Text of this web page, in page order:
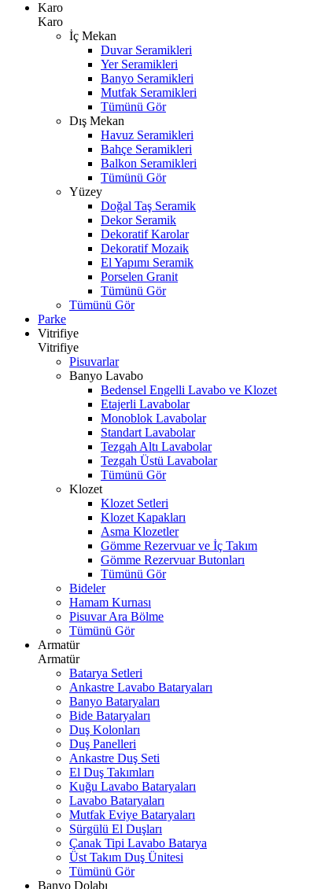
Karo
Karo
İç Mekan
Duvar Seramikleri
Yer Seramikleri
Banyo Seramikleri
Mutfak Seramikleri
Tümünü Gör
Dış Mekan
Havuz Seramikleri
Bahçe Seramikleri
Balkon Seramikleri
Tümünü Gör
Yüzey
Doğal Taş Seramik
Dekor Seramik
Dekoratif Karolar
Dekoratif Mozaik
El Yapımı Seramik
Porselen Granit
Tümünü Gör
Tümünü Gör
Parke
Vitrifiye
Vitrifiye
Pisuvarlar
Banyo Lavabo
Bedensel Engelli Lavabo ve Klozet
Etajerli Lavabolar
Monoblok Lavabolar
Standart Lavabolar
Tezgah Altı Lavabolar
Tezgah Üstü Lavabolar
Tümünü Gör
Klozet
Klozet Setleri
Klozet Kapakları
Asma Klozetler
Gömme Rezervuar ve İç Takım
Gömme Rezervuar Butonları
Tümünü Gör
Bideler
Hamam Kurnası
Pisuvar Ara Bölme
Tümünü Gör
Armatür
Armatür
Batarya Setleri
Ankastre Lavabo Bataryaları
Banyo Bataryaları
Bide Bataryaları
Duş Kolonları
Duş Panelleri
Ankastre Duş Seti
El Duş Takımları
Kuğu Lavabo Bataryaları
Lavabo Bataryaları
Mutfak Eviye Bataryaları
Sürgülü El Duşları
Çanak Tipi Lavabo Batarya
Üst Takım Duş Ünitesi
Tümünü Gör
Banyo Dolabı